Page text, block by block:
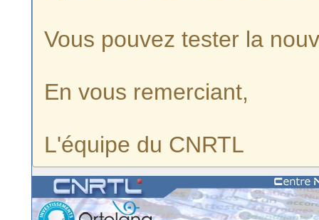
Vous pouvez tester la
En vous remerciant,
L'équipe du CNRTL